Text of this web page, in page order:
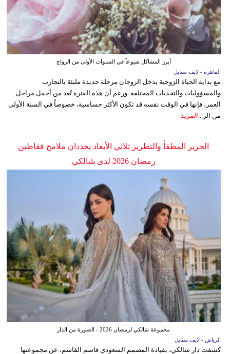
أبرز المشاكل شيوعاً في السنوات الأولى من الزواج
القاهرة - لايف ستايل
مع بداية الحياة الزوجية يدخل الزوجان مرحلة جديدة مليئة بالتجارب
والمسؤوليات والتحديات المختلفة. ورغم أن هذه الفترة تُعد من أجمل مراحل
العمر، فإنها في الوقت نفسه قد تكون الأكثر حساسية، خصوصاً في السنة الأولى
من الز...
المزيد
الحرير المطفأ والتطريز ثلاثي الأبعاد يحددان ملامح قفاطين
رمضان 2026 لدى شالكي
مجموعة شالكي لرمضان 2026 - الصورة من الدار
الرياض - لايف ستايل
كشفت دار شالكي، بقيادة المصمم السعودي قاسم القاسم، عن مجموعتها